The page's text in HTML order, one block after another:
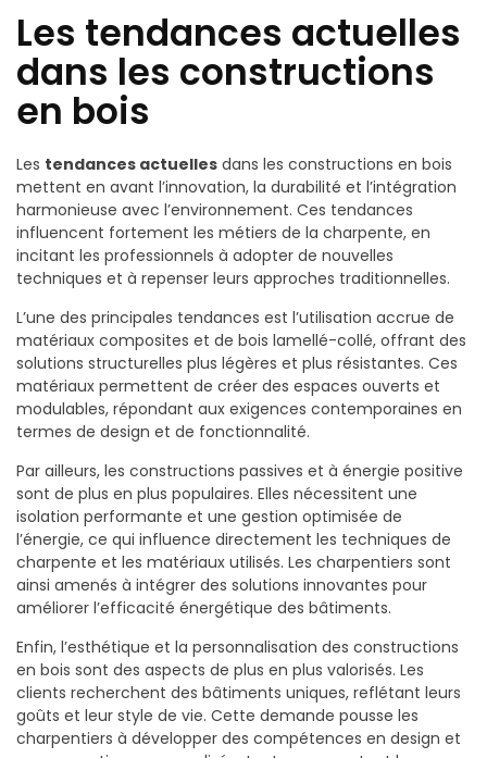
Les tendances actuelles
dans les constructions
en bois
Les tendances actuelles dans les constructions en bois
mettent en avant l’innovation, la durabilité et l’intégration
harmonieuse avec l’environnement. Ces tendances
influencent fortement les métiers de la charpente, en
incitant les professionnels à adopter de nouvelles
techniques et à repenser leurs approches traditionnelles.
L’une des principales tendances est l’utilisation accrue de
matériaux composites et de bois lamellé-collé, offrant des
solutions structurelles plus légères et plus résistantes. Ces
matériaux permettent de créer des espaces ouverts et
modulables, répondant aux exigences contemporaines en
termes de design et de fonctionnalité.
Par ailleurs, les constructions passives et à énergie positive
sont de plus en plus populaires. Elles nécessitent une
isolation performante et une gestion optimisée de
l’énergie, ce qui influence directement les techniques de
charpente et les matériaux utilisés. Les charpentiers sont
ainsi amenés à intégrer des solutions innovantes pour
améliorer l’efficacité énergétique des bâtiments.
Enfin, l’esthétique et la personnalisation des constructions
en bois sont des aspects de plus en plus valorisés. Les
clients recherchent des bâtiments uniques, reflétant leurs
goûts et leur style de vie. Cette demande pousse les
charpentiers à développer des compétences en design et